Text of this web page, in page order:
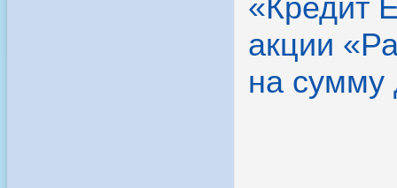
«Кредит
акции
на сумму